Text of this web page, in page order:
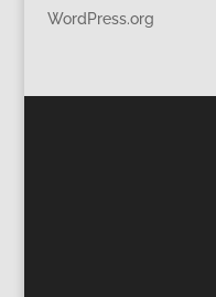
WordPress.org